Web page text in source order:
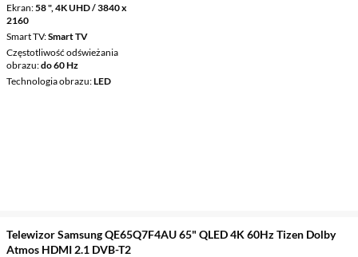
Ekran 58 ", 4K UHD / 3840 x
2160
Smart TV Smart TV
Częstotliwość odświeżania
obrazu do 60 Hz
Technologia obrazu LED
Telewizor Samsung QE65Q7F4AU 65" QLED 4K 60Hz Tizen Dolby
Atmos HDMI 2.1 DVB-T2